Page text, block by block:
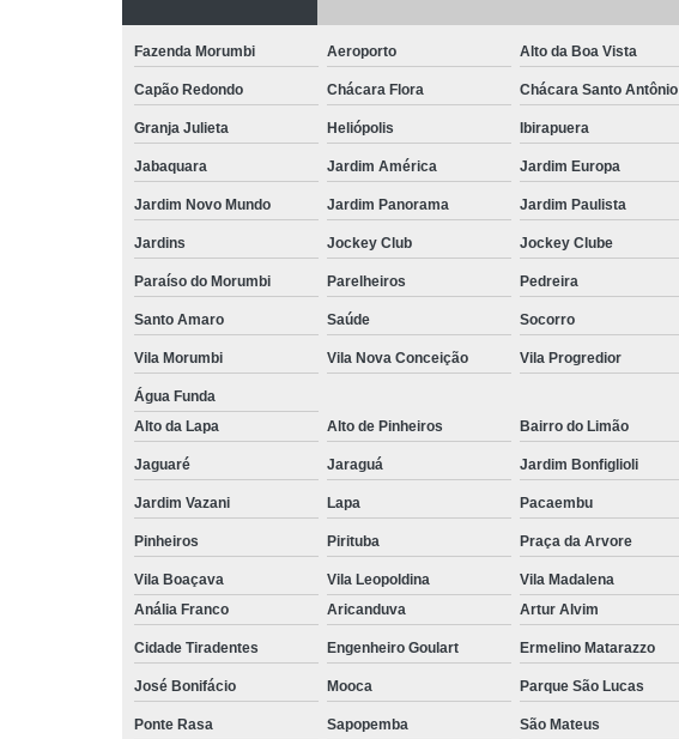
Fazenda Morumbi Aeroporto Alto da Boa Vista
Capão Redondo Chácara Flora Chácara Santo Antônio
Granja Julieta Heliópolis Ibirapuera
Jabaquara Jardim América Jardim Europa
Jardim Novo Mundo Jardim Panorama Jardim Paulista
Jardins Jockey Club Jockey Clube
Paraíso do Morumbi Parelheiros Pedreira
Santo Amaro Saúde Socorro
Vila Morumbi Vila Nova Conceição Vila Progredior
Água Funda
Alto da Lapa
Alto de Pinheiros Bairro do Limão
Jaguaré Jaraguá Jardim Bonfiglioli
Jardim Vazani Lapa Pacaembu
Pinheiros Pirituba Praça da Arvore
Vila Boaçava Vila Leopoldina Vila Madalena
Anália Franco
Aricanduva Artur Alvim
Cidade Tiradentes Engenheiro Goulart Ermelino Matarazzo
José Bonifácio Mooca Parque São Lucas
Ponte Rasa Sapopemba São Mateus